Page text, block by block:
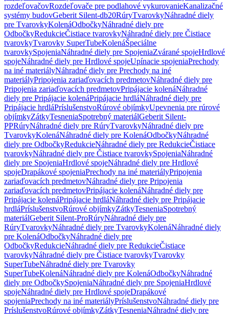
rozdeľovačovRozdeľovače pre podlahové vykurovanieKanalizačné
systémy budovGeberit Silent-db20RúryTvarovkyNáhradné diely
pre TvarovkyKolenáOdbočkyNáhradné diely pre
OdbočkyRedukcieČistiace tvarovkyNáhradné diely pre Čistiace
tvarovkyTvarovky SuperTubeKolenáŠpeciálne
tvarovkySpojeniaNáhradné diely pre SpojeniaZvárané spojeHrdlové
spojeNáhradné diely pre Hrdlové spojeUpínacie spojeniaPrechody
na iné materiályNáhradné diely pre Prechody na iné
materiályPripojenia zariaďovacích predmetovNáhradné diely pre
Pripojenia zariaďovacích predmetovPripájacie kolenáNáhradné
diely pre Pripájacie kolenáPripájacie hrdláNáhradné diely pre
Pripájacie hrdláPríslušenstvoRúrové objímkyUpevnenia pre rúrové
objímkyZátkyTesneniaSpotrebný materiálGeberit Silent-
PPRúryNáhradné diely pre RúryTvarovkyNáhradné diely pre
TvarovkyKolenáNáhradné diely pre KolenáOdbočkyNáhradné
diely pre OdbočkyRedukcieNáhradné diely pre RedukcieČistiace
tvarovkyNáhradné diely pre Čistiace tvarovkySpojeniaNáhradné
diely pre SpojeniaHrdlové spojeNáhradné diely pre Hrdlové
spojeDrapákové spojeniaPrechody na iné materiályPripojenia
zariaďovacích predmetovNáhradné diely pre Pripojenia
zariaďovacích predmetovPripájacie kolenáNáhradné diely pre
Pripájacie kolenáPripájacie hrdláNáhradné diely pre Pripájacie
hrdláPríslušenstvoRúrové objímkyZátkyTesneniaSpotrebný
materiálGeberit Silent-ProRúryNáhradné diely pre
RúryTvarovkyNáhradné diely pre TvarovkyKolenáNáhradné diely
pre KolenáOdbočkyNáhradné diely pre
OdbočkyRedukcieNáhradné diely pre RedukcieČistiace
tvarovkyNáhradné diely pre Čistiace tvarovkyTvarovky
SuperTubeNáhradné diely pre Tvarovky
SuperTubeKolenáNáhradné diely pre KolenáOdbočkyNáhradné
diely pre OdbočkySpojeniaNáhradné diely pre SpojeniaHrdlové
spojeNáhradné diely pre Hrdlové spojeDrapákové
spojeniaPrechody na iné materiályPríslušenstvoNáhradné diely pre
PríslušenstvoRúrové objímkyZátkyTesneniaNáhradné diely pre